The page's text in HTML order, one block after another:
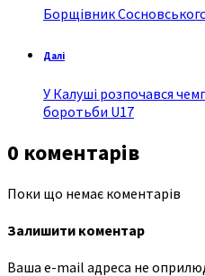
Борщівник
Далі
У Калуші розпочався
боротьби U17
0 коментарів
Поки що немає коментарів
Залишити коментар
Ваша e-mail адреса не